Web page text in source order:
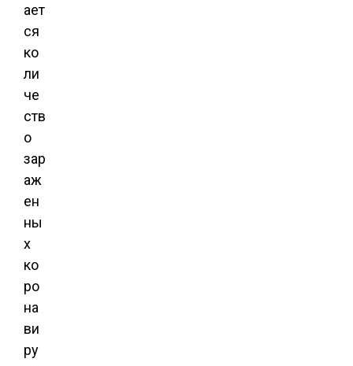
ает
ся
ко
ли
че
ств
о
зар
аж
ен
ны
х
ко
ро
на
ви
ру